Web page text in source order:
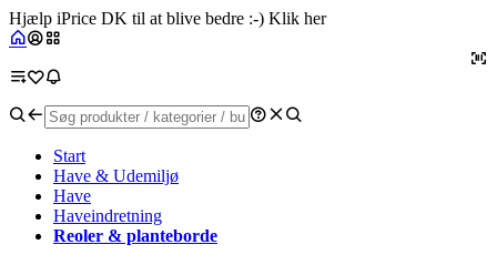
Hjælp iPrice DK til at blive bedre :-) Klik her
Start
Have & Udemiljø
Have
Haveindretning
Reoler & planteborde